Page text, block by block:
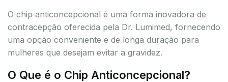
O chip anticoncepcional é uma forma inovadora de
contracepção oferecida pela Dr. Lumimed, fornecendo
uma opção conveniente e de longa duração para
mulheres que desejam evitar a gravidez.
O Que é o Chip Anticoncepcional?